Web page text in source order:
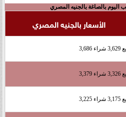
بالصاغة بالجنيه المصري
الأسعار بالجنيه المصري
3,686
3,379
3,225